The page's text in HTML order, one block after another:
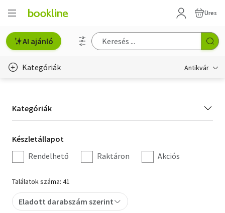
Üres
AI ajánló
Kategóriák Antikvár
Régi képeslap
Életmód, egészség
Erotika
Gyermek- és ifjúsági
Hobbi, szabadidő
Kategória
szűrés
Kategóriák
Készletállapot
szűrés
Készletállapot
Rendelhető
Raktáron Akciós
Találatok száma: 41
Eladott darabszám szerint